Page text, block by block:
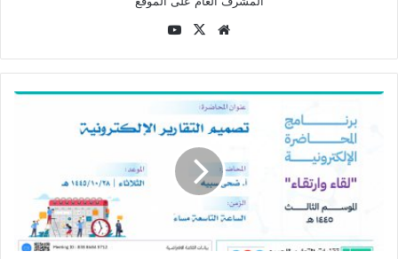
موقع
‫X
محاضرة:
تصميم
التقارير
الإلكترونية